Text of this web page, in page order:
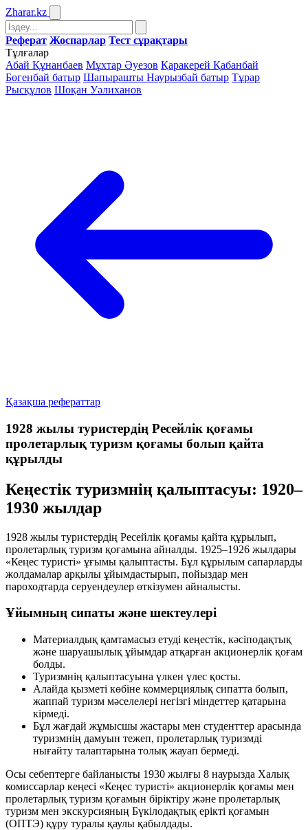
Zharar.kz
Реферат Жоспарлар Тест сұрақтары
Тұлғалар
Абай Құнанбаев Мұхтар Әуезов Қаракерей Қабанбай
Бөгенбай батыр Шапырашты Наурызбай батыр Тұрар
Рысқұлов Шоқан Уәлиханов
Қазақша рефераттар
1928 жылы туристердің Ресейлік қоғамы
пролетарлық туризм қоғамы болып қайта
құрылды
Кеңестік туризмнің қалыптасуы: 1920–
1930 жылдар
1928 жылы туристердің Ресейлік қоғамы қайта құрылып,
пролетарлық туризм қоғамына айналды. 1925–1926 жылдары
«Кеңес туристі» ұғымы қалыптасты. Бұл құрылым сапарларды
жолдамалар арқылы ұйымдастырып, пойыздар мен
пароходтарда серуендеулер өткізумен айналысты.
Ұйымның сипаты және шектеулері
Материалдық қамтамасыз етуді кеңестік, кәсіподақтық
және шаруашылық ұйымдар атқарған акционерлік қоғам
болды.
Туризмнің қалыптасуына үлкен үлес қосты.
Алайда қызметі көбіне коммерциялық сипатта болып,
жаппай туризм мәселелері негізгі міндеттер қатарына
кірмеді.
Бұл жағдай жұмысшы жастары мен студенттер арасында
туризмнің дамуын тежеп, пролетарлық туризмді
нығайту талаптарына толық жауап бермеді.
Осы себептерге байланысты 1930 жылғы 8 наурызда Халық
комиссарлар кеңесі «Кеңес туристі» акционерлік қоғамы мен
пролетарлық туризм қоғамын біріктіру және пролетарлық
туризм мен экскурсияның Бүкілодақтық ерікті қоғамын
(ОПТЭ) құру туралы қаулы қабылдады.